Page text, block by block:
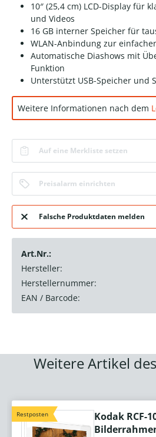
10″ (25,4 cm) LCD-Display für
und Videos
16 GB interner Speicher für
WLAN-Anbindung zur
Automatische Diashows mit
Funktion
Unterstützt USB-Speicher und
Weitere Informationen nach dem
Auf eine Merkliste setzen
Preisalarm einrichten
Falsche Produktdaten melden
Art.Nr.:
Hersteller:
Herstellernummer:
EAN / Barcode:
Weitere Artikel
Restposten
Kodak RCF-